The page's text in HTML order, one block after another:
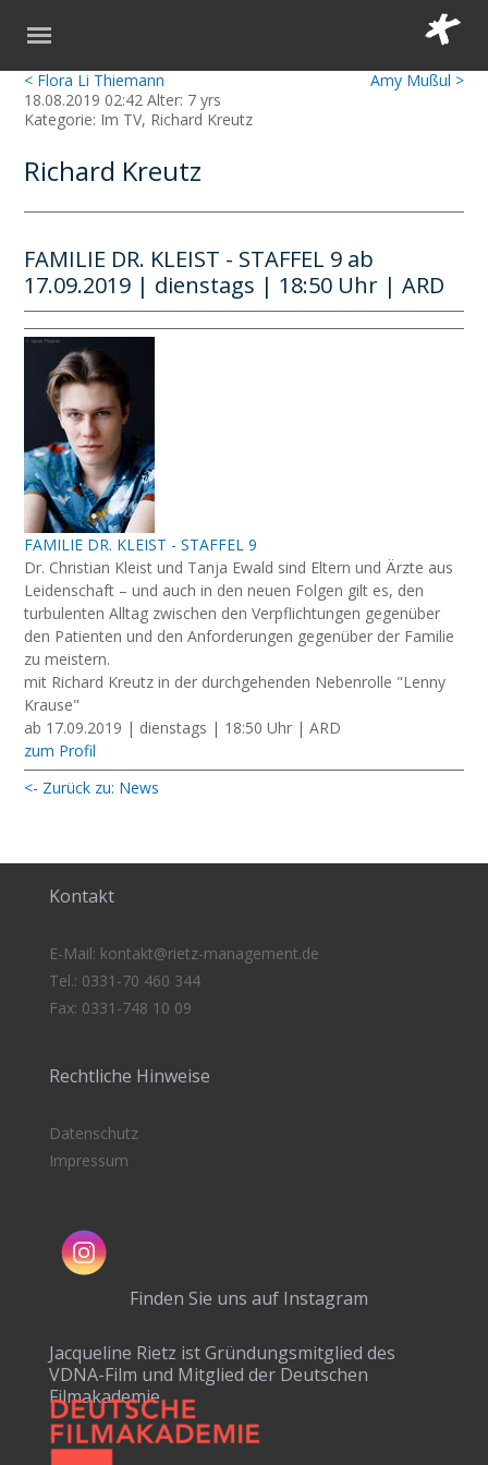
Amy Mußul >
< Flora Li Thiemann
18.08.2019 02:42 Alter: 7 yrs
Kategorie: Im TV, Richard Kreutz
Richard Kreutz
FAMILIE DR. KLEIST - STAFFEL 9 ab
17.09.2019 | dienstags | 18:50 Uhr | ARD
FAMILIE DR. KLEIST - STAFFEL 9
Dr. Christian Kleist und Tanja Ewald sind Eltern und Ärzte aus
Leidenschaft – und auch in den neuen Folgen gilt es, den
turbulenten Alltag zwischen den Verpflichtungen gegenüber
den Patienten und den Anforderungen gegenüber der Familie
zu meistern.
mit Richard Kreutz in der durchgehenden Nebenrolle "Lenny
Krause"
ab 17.09.2019 | dienstags | 18:50 Uhr | ARD
zum Profil
<- Zurück zu: News
Kontakt
E-Mail: kontakt@rietz-management.de
Tel.: 0331-70 460 344
Fax: 0331-748 10 09
Rechtliche Hinweise
Datenschutz
Impressum
Finden Sie uns auf Instagram
Jacqueline Rietz ist Gründungsmitglied des
VDNA-Film und Mitglied der Deutschen
Filmakademie